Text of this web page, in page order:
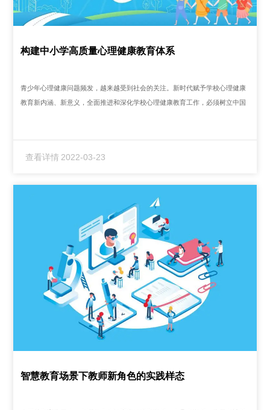
构建中小学高质量心理健康教育体系
青少年心理健康问题频发，越来越受到社会的关注。新时代赋予学校心理健康
教育新内涵、新意义，全面推进和深化学校心理健康教育工作，必须树立中国
查看详情 2022-03-23
智慧教育场景下教师新角色的实践样态